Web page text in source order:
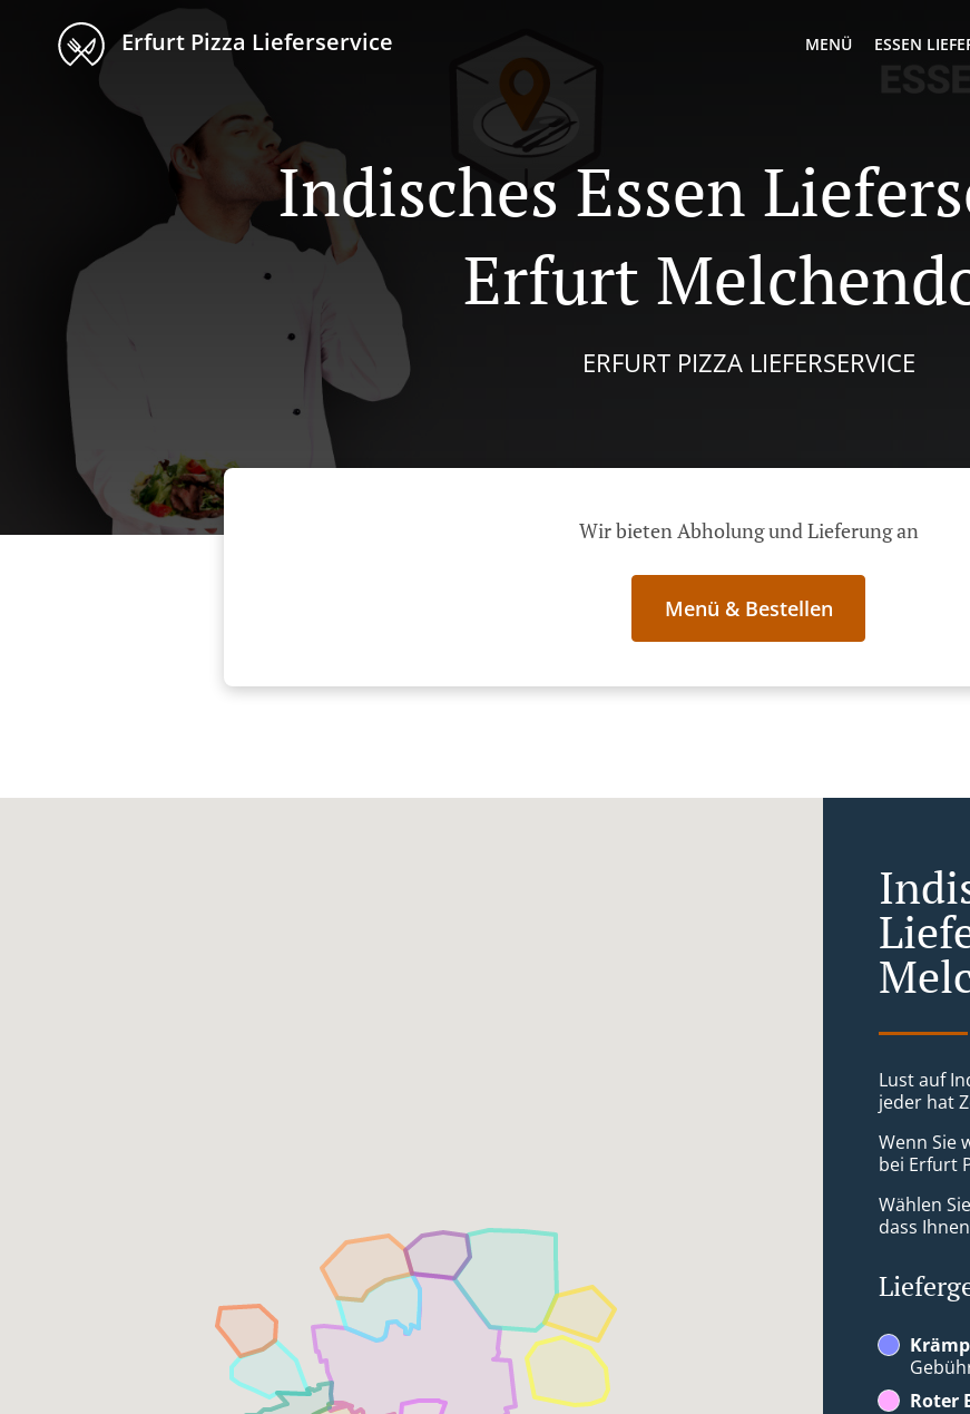
Erfurt Pizza Lieferservice MENÜ ESSEN
Indisches Essen
Erfurt
ERFURT PIZZA LIEFERSERVICE
Wir bieten Abholung und Lieferung an
Menü & Bestellen
Lust auf
jeder hat
Wenn Sie
bei Erfurt
Wählen
dass
Roter